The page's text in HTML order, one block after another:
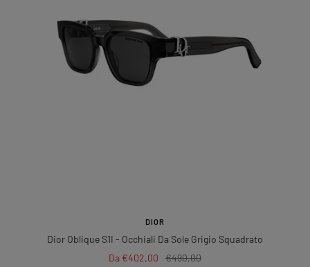
DIOR
Dior Oblique S1I - Occhiali Da Sole Grigio Squadrato
Prezzo
Da €402,00
Prezzo
€490,00